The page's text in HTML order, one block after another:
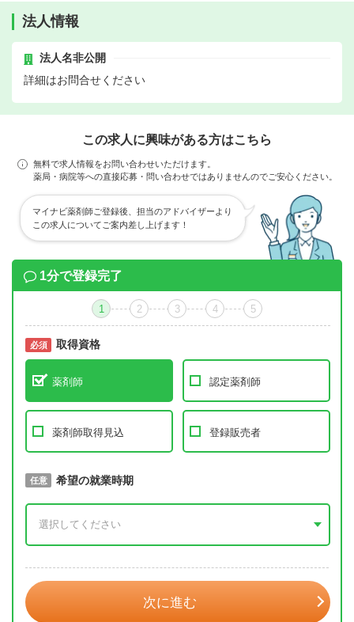
法人情報
法人名非公開
詳細はお問合せください
この求人に興味がある方はこちら
無料で求人情報をお問い合わせいただけます。
薬局・病院等への直接応募・問い合わせではありませんのでご安心ください。
マイナビ薬剤師ご登録後、担当のアドバイザーより
この求人についてご案内差し上げます！
1分で登録完了
1 2 3 4 5
必須 取得資格
薬剤師 認定薬剤師
薬剤師取得見込 登録販売者
必須 取得予定年
任意 希望の就業時期
次に進む